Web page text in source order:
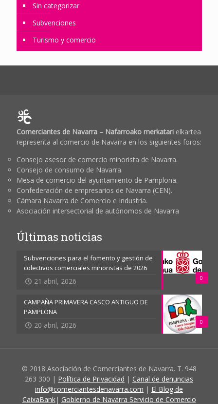
Sin categorizar
Subvenciones
Turismo y comercio
Comerciantes de Navarra – Nafarroako merkatarielkartea
representa al comercio de Navarra en los siguientes foros:
Consejo asesor de comercio minorista de Navarra.
Consejo de consumo de Navarra.
Mesa de comercio del ayuntamiento de Pamplona.
Confederación de empresarios de Navarra (CEN).
Cámara Navarra de Comercio e Industria.
Asociación intersectorial de autónomos de Navarra
Últimas noticias
0
Subvenciones para el fomento y gestión de
colectivos comerciales minoristas de 2026
21 abril, 2026
0
CAMPAÑA PRIMAVERA CASCO ANTIGUO DE
PAMPLONA
20 abril, 2026
© 2018 Asociación de Comerciantes de Navarra. T. 948
263 300 | Política de Privacidad | Canal de denuncias
info@comerciantesdenavarra.com | El Blog de
CaixaBank| Gobierno de Navarra Servicio de Comercio